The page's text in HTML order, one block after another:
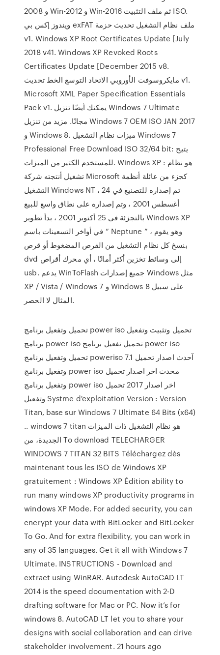
2008 و Win-2012 و Win-2016 ثم ملف التثبيت ISO.
ويندوز إكس بي exFAT ملف نظام التشغيل تحديث حزمة
v1. Windows XP Root Certificates Update [July
2018 v41. Windows XP Revoked Roots
Certificates Update [December 2015 v8.
مايكروسوفت الأوروبي الاتحاد التوسع الخط تحديث v1.
Microsoft XML Paper Specification Essentials
Pack v1. يمكنك أيضًا تنزيل Windows 7 Ultimate
مجانًا. مزيد من تنزيل Windows 7 OEM ISO JAN 2017
و Windows 8. ميزات نظام التشغيل Windows 7
Professional Free Download ISO 32/64 bit: يتيح
للمستخدم الكثير من الميزات. Windows XP : هو نظام
تشغيل أنتجته شركة Microsoft كجزء من عائلة أنظمة
التشغيل Windows NT ، تم إصداره للتصنيع في 24
أغسطس 2001 ، وتم إصداره على نطاق واسع للبيع
بالتجزئة في 25 أكتوبر 2001 ، بدأ تطوير Windows XP
في أواخر التسعينات باسم ” Neptune ” ، وهو يقوم
بنسخ كل نظام التشغيل من القرص المضغوط أو قرص
dvd إلى وسائط تخزين أكثر أمانًا ، أي محرك أقراص
usb. يدعم WinToFlash جميع إصدارات Windows مثل
XP / Vista / Windows 7 و Windows 8 على سبيل
المثال لا الحصر.
تحميل وتفعيل برنامج power iso تحميل وتثبيت وتفعيل
برنامج power iso تحميل تفعيل برنامج power iso
تحميل وتفعيل برنامج poweriso 7.1 آحدث اصدار تحميل
وتفعيل برنامج power iso محدث اخر اصدار تحميل
وتفعيل برنامج power iso اخر اصدار 2017 تحميل
وتفعيل Systme d'exploitation Version : Version
Titan, base sur Windows 7 Ultimate 64 Bits (x64)
.. windows 7 titan هو نظام التشغيل ذات الميزات
الجديدة، من To download TELECHARGER
WINDOWS 7 TITAN 32 BITS Téléchargez dès
maintenant tous les ISO de Windows XP
gratuitement : Windows XP Édition ability to
run many windows XP productivity programs in
windows XP Mode. For added security, you can
encrypt your data with BitLocker and BitLocker
To Go. And for extra flexibility, you can work in
any of 35 languages. Get it all with Windows 7
Ultimate. INSTRUCTIONS - Download and
extract using WinRAR. Autodesk AutoCAD LT
2014 is the speed documentation with 2-D
drafting software for Mac or PC. Now it’s for
windows 8. AutoCAD LT let you to share your
designs with social collaboration and can drive
stakeholder involvement. 21 hours ago